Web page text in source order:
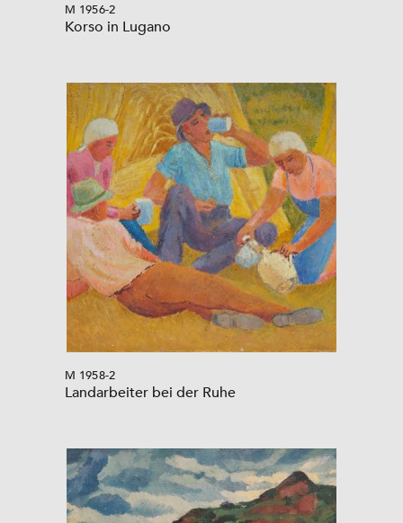
M 1956-2
Korso in Lugano
M 1958-2
Landarbeiter bei der Ruhe